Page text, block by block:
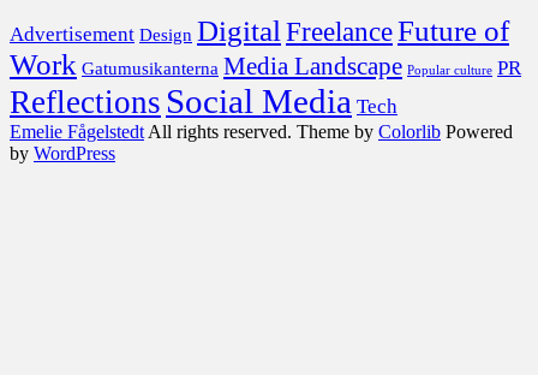
Advertisement Design Digital FreelanceFuture of
Work Gatumusikanterna Media Landscape Popular culture PR
Reflections Social Media Tech
Emelie Fågelstedt All rights reserved. Theme by Colorlib Powered
by WordPress